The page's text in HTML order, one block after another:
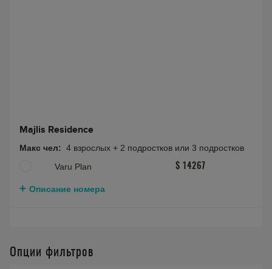
Majlis Residence
Макс чел: 4 взрослых + 2 подростков или 3 подростков
Varu Plan
$ 14267
Описание номера
Опции фильтров